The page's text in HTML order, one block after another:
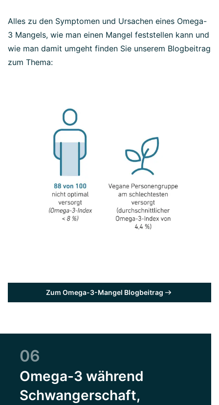
Alles zu den Symptomen und Ursachen eines Omega-
3 Mangels, wie man einen Mangel feststellen kann und
wie man damit umgeht finden Sie unserem Blogbeitrag
zum Thema:
Zum Omega-3-Mangel Blogbeitrag
06
Omega-3 während
Schwangerschaft,